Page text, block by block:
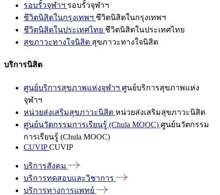
รอบรั้วจุฬาฯ รอบรั้วจุฬาฯ
ชีวิตนิสิตในกรุงเทพฯ ชีวิตนิสิตในกรุงเทพฯ
ชีวิตนิสิตในประเทศไทย ชีวิตนิสิตในประเทศไทย
สุขภาวะทางใจนิสิต สุขภาวะทางใจนิสิต
บริการนิสิต
ศูนย์บริการสุขภาพแห่งจุฬาฯ ศูนย์บริการสุขภาพแห่ง
จุฬาฯ
หน่วยส่งเสริมสุขภาวะนิสิต หน่วยส่งเสริมสุขภาวะนิสิต
ศูนย์นวัตกรรมการเรียนรู้ (Chula MOOC) ศูนย์นวัตกรรม
การเรียนรู้ (Chula MOOC)
CUVIPCUVIP
บริการสังคม
บริการทดสอบและวิชาการ
บริการทางการแพทย์